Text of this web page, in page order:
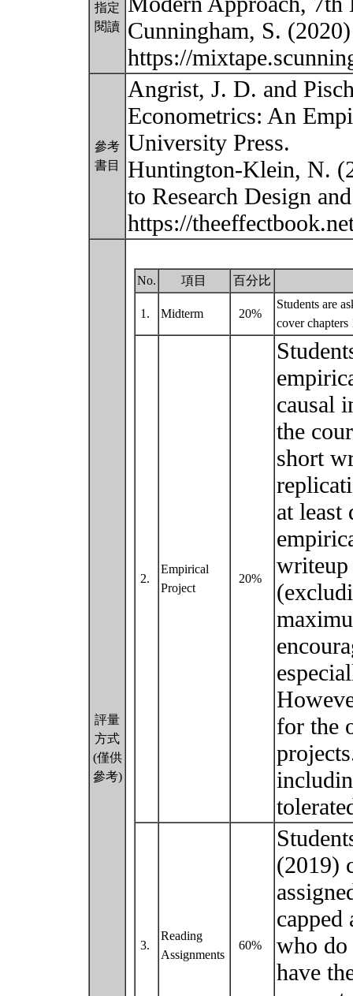
指定
閱讀
Cunningham, S.
https://
參考
書目
Angrist, J. D. and
Econometrics: An
University Press.
Huntington-Klein, N.
to Research Design
https://
評量
方式
(僅供
參考)
No. 項目 百分比
1. Midterm 20%
Students are
cover
2.
Empirical
Project
20%
causal
the
short
at least
writeup
for the
3.
Reading
Assignments
60%
(2019)
capped
who do
have